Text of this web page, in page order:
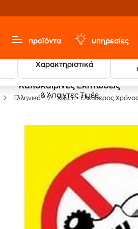
προϊόντα υπηρεσίες
Χαρακτηριστικά
Καλοκαιρινές Εκπτώσεις
& Άπαιχτες Τιμές
Ελληνικά Χόμπι - Ελεύθερος